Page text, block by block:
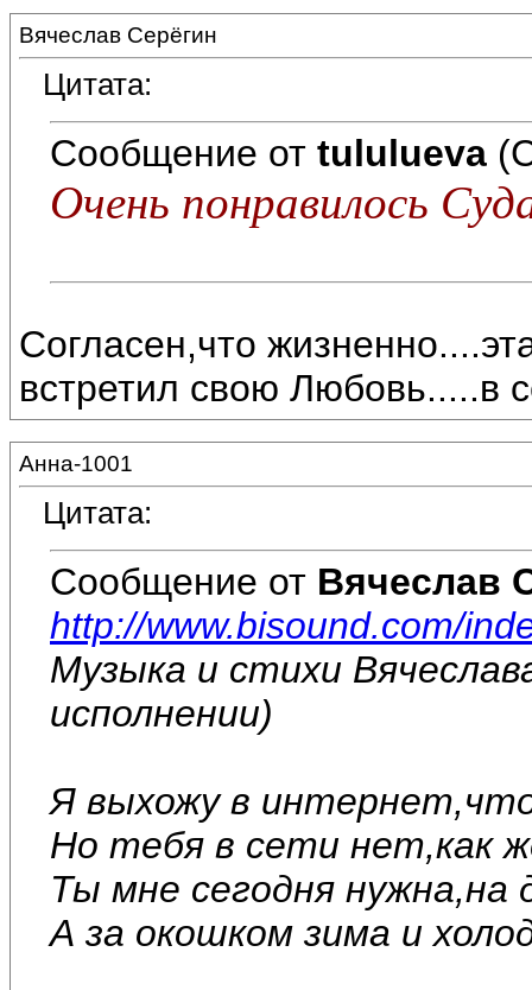
Вячеслав Серёгин
Цитата:
Сообщение от tululueva
Очень понравилось
Согласен,что
встретил свою Любовь.....в
Анна-1001
Цитата:
Сообщение от Вячеслав
http://www.bisound.com/
Музыка и стихи
исполнении)
Я выхожу в
Но тебя в сети нет,как
Ты мне сегодня
А за окошком зима и